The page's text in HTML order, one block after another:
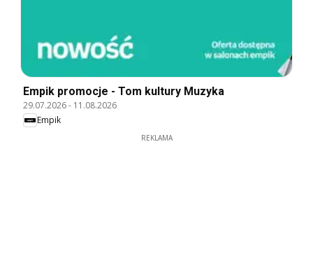
Empik promocje - Tom kultury Muzyka
29.07.2026- 11.08.2026
Empik
REKLAMA